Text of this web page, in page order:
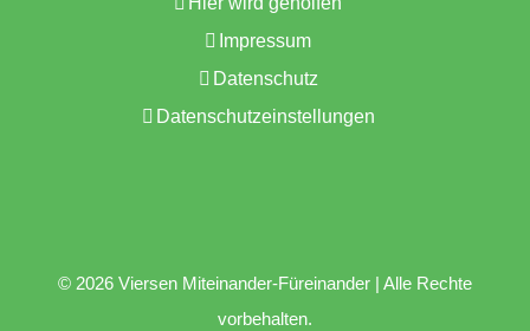
Impressum
Datenschutz
Datenschutzeinstellungen
© 2026 Viersen Miteinander-Füreinander | Alle Rechte
vorbehalten.